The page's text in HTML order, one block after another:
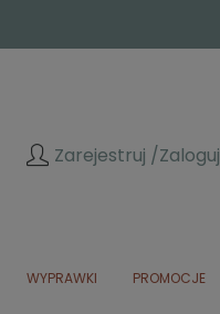
Zarejestruj /Zaloguj
WYPRAWKI PROMOCJE